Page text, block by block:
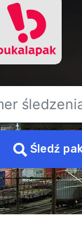
Śledź